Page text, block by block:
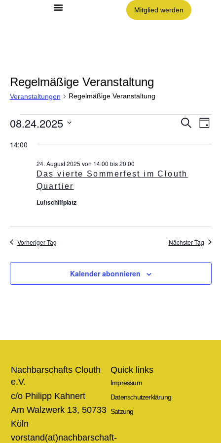
Mitglied werden
Regelmäßige Veranstaltung
Veranstaltungen Regelmäßige Veranstaltung
und
Suche
Tag
08.24.2025
wählen.
14:00
Das vierte Sommerfest im Clouth
Quartier
24. August 2025 von 14:00 bis20:00
Luftschiffplatz
Vorheriger Tag Nächster Tag
Kalender abonnieren
Quick links
Impressum
Datenschutzerklärung
Satzung
Nachbarschafts Clouth
e.V.
c/o Philipp Kahnert
Am Walzwerk 13, 50733
Köln
vorstand(at)nachbarschaft-